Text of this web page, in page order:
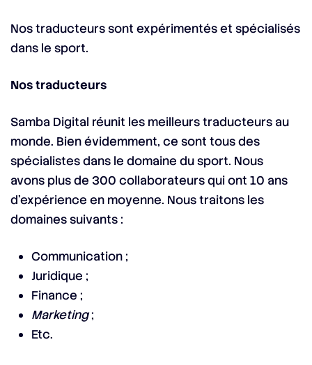
Nos traducteurs sont expérimentés et spécialisés
dans le sport.
Nos traducteurs
Samba Digital réunit les meilleurs traducteurs au
monde. Bien évidemment, ce sont tous des
spécialistes dans le domaine du sport. Nous
avons plus de 300 collaborateurs qui ont 10 ans
d’expérience en moyenne. Nous traitons les
domaines suivants :
Communication ;
Juridique ;
Finance ;
Marketing;
Etc.